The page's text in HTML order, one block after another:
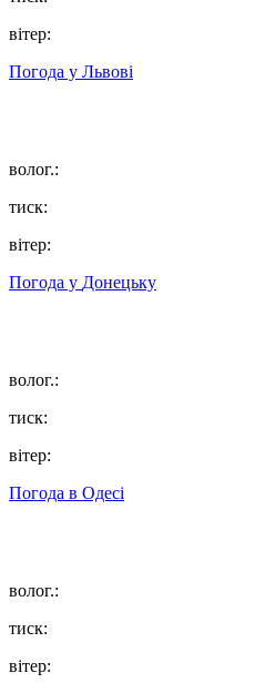
вітер:
Погода у Львові
волог.:
тиск:
вітер:
Погода у Донецьку
волог.:
тиск:
вітер:
Погода в Одесі
волог.:
тиск:
вітер: